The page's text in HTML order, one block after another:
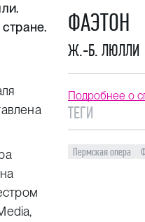
ФАЭТОН
Ж.-Б. ЛЮЛЛИ
Подробнее о
ТЕГИ
Пермская опера